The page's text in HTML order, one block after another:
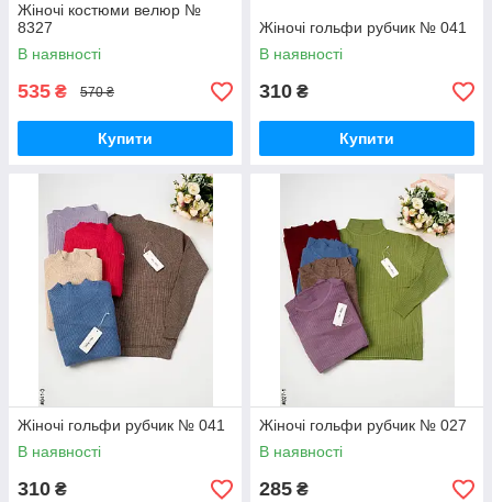
Жіночі костюми велюр №
8327
В наявності
535 ₴ 570 ₴
Купити
Жіночі гольфи рубчик № 041
В наявності
310 ₴
Купити
Жіночі гольфи рубчик № 041
В наявності
310 ₴
Жіночі гольфи рубчик № 027
В наявності
285 ₴